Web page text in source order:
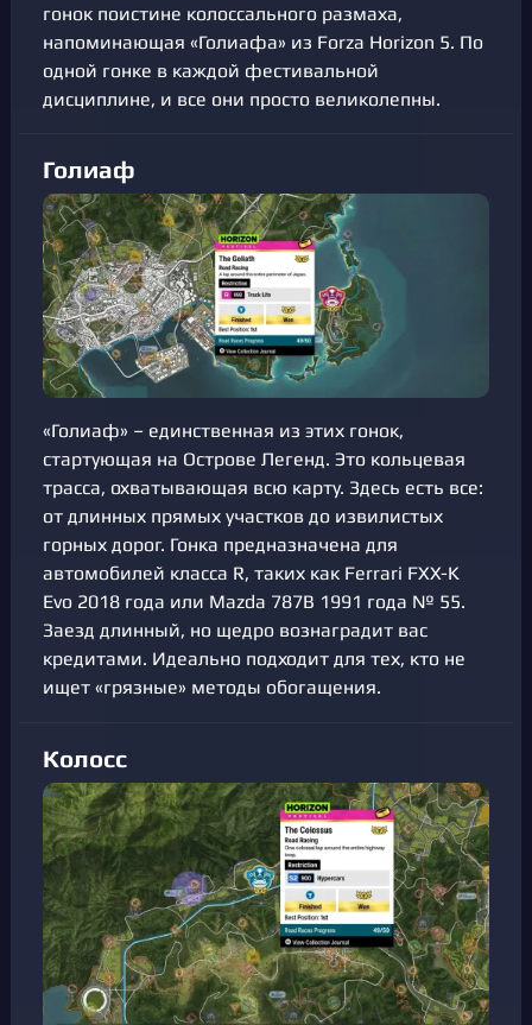
гонок поистине колоссального размаха,
напоминающая «Голиафа» из Forza Horizon 5. По
одной гонке в каждой фестивальной
дисциплине, и все они просто великолепны.
Голиаф
«Голиаф» – единственная из этих гонок,
стартующая на Острове Легенд. Это кольцевая
трасса, охватывающая всю карту. Здесь есть все:
от длинных прямых участков до извилистых
горных дорог. Гонка предназначена для
автомобилей класса R, таких как Ferrari FXX-K
Evo 2018 года или Mazda 787B 1991 года № 55.
Заезд длинный, но щедро вознаградит вас
кредитами. Идеально подходит для тех, кто не
ищет «грязные» методы обогащения.
Колосс